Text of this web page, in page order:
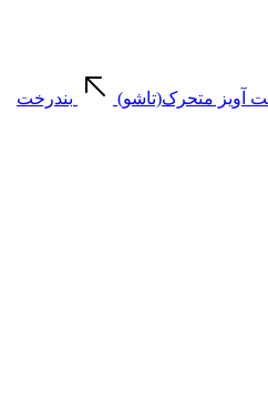
آویز متحرک(تاشو) بندرخت